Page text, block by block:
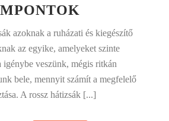
azoknak a ruházati és kiegészítő
az egyike, amelyeket szinte
igénybe veszünk, mégis ritkán
bele, mennyit számít a megfelelő
A rossz hátizsák [...]